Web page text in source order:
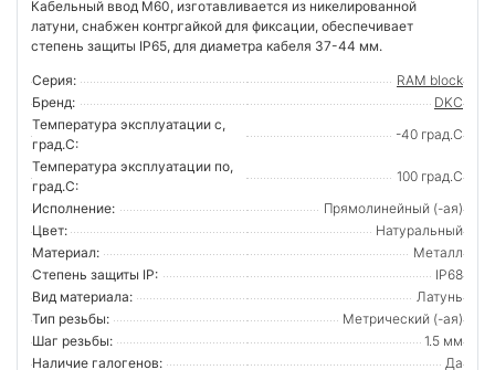
Кабельный ввод М60, изготавливается из никелированной
латуни, снабжен контргайкой для фиксации, обеспечивает
степень защиты IP65, для диаметра кабеля 37-44 мм.
Серия:
RAM block
Бренд:
DKC
Температура эксплуатации с,
град.C:
-40 град.C
Температура эксплуатации по,
град.C:
100 град.C
Исполнение:
Прямолинейный (-ая)
Цвет:
Натуральный
Материал:
Металл
Степень защиты IP:
IP68
Вид материала:
Латунь
Тип резьбы:
Метрический (-ая)
Шаг резьбы:
1.5 мм
Наличие галогенов:
Да